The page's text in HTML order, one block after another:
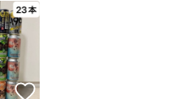
実績について
いいね！